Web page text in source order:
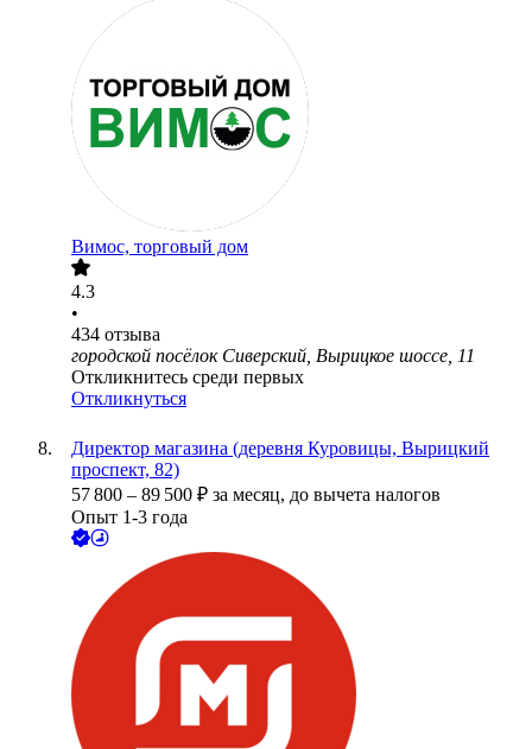
Вимос, торговый дом
4.3
•
434 отзыва
городской посёлок Сиверский, Вырицкое шоссе, 11
Откликнитесь среди первых
Откликнуться
Директор магазина (деревня Куровицы, Вырицкий
проспект, 82)
57 800 – 89 500 ₽ за месяц, до вычета налогов
Опыт 1-3 года